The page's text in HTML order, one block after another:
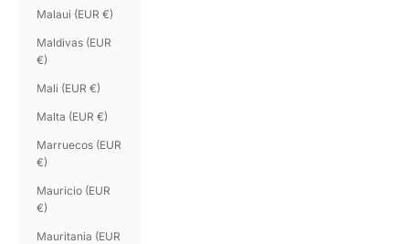
Malaui (EUR €)
Maldivas (EUR
€)
Mali (EUR €)
Malta (EUR €)
Marruecos (EUR
€)
Mauricio (EUR
€)
Mauritania (EUR